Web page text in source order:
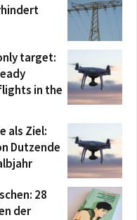
target:
in the
als Ziel:
Dutzende
28
der